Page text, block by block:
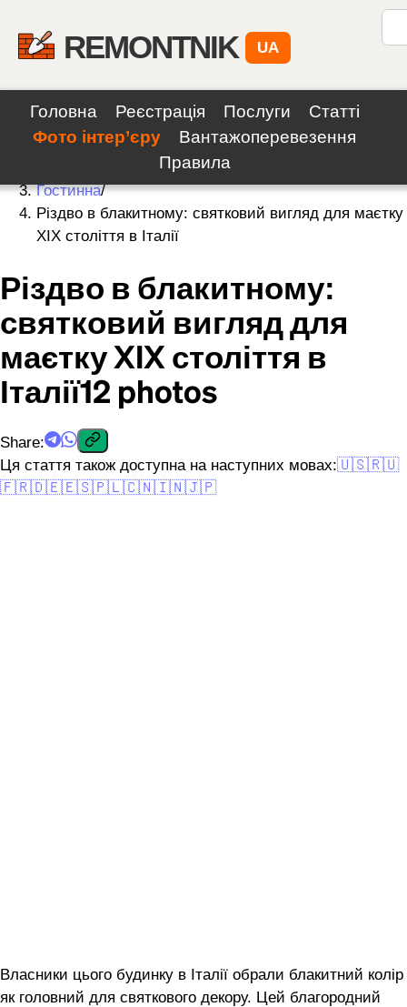
REMONTNIK UA
Головна Реєстрація Послуги
Статті
Фото інтер’єру
Вантажоперевезення
Правила
Home
Гостинна/
Різдво в блакитному: святковий вигляд для маєтку
XIX століття в Італії
Різдво в блакитному:
святковий вигляд для
маєтку XIX століття в
Італії12 photos
Share:
Ця стаття також доступна на наступних мовах:🇺🇸🇷🇺
🇫🇷🇩🇪🇪🇸🇵🇱🇨🇳🇮🇳🇯🇵
Власники цього будинку в Італії обрали блакитний колір
як головний для святкового декору. Цей благородний